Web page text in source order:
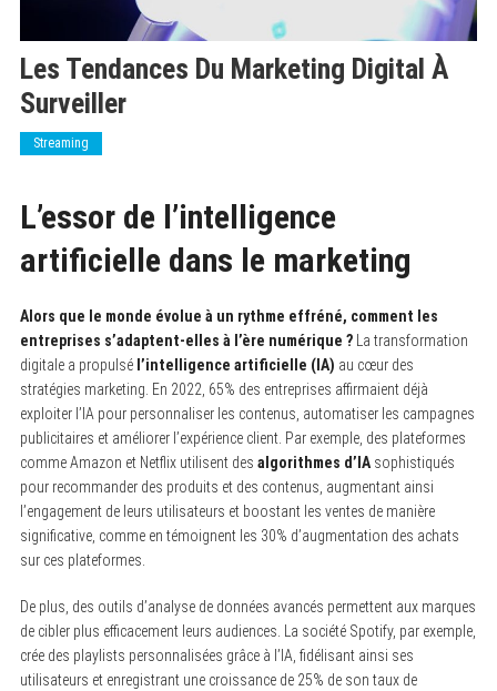
Les Tendances Du Marketing Digital À
Surveiller
Streaming
L’essor de l’intelligence
artificielle dans le marketing
Alors que le monde évolue à un rythme effréné, comment les
entreprises s’adaptent-elles à l’ère numérique ?La transformation
digitale a propulsé l’intelligence artificielle (IA) au cœur des
stratégies marketing. En 2022, 65% des entreprises affirmaient déjà
exploiter l’IA pour personnaliser les contenus, automatiser les campagnes
publicitaires et améliorer l’expérience client. Par exemple, des plateformes
comme Amazon et Netflix utilisent des algorithmes d’IAsophistiqués
pour recommander des produits et des contenus, augmentant ainsi
l’engagement de leurs utilisateurs et boostant les ventes de manière
significative, comme en témoignent les 30% d’augmentation des achats
sur ces plateformes.
De plus, des outils d’analyse de données avancés permettent aux marques
de cibler plus efficacement leurs audiences. La société Spotify, par exemple,
crée des playlists personnalisées grâce à l’IA, fidélisant ainsi ses
utilisateurs et enregistrant une croissance de 25% de son taux de